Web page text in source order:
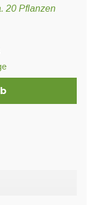
20 Pflanzen